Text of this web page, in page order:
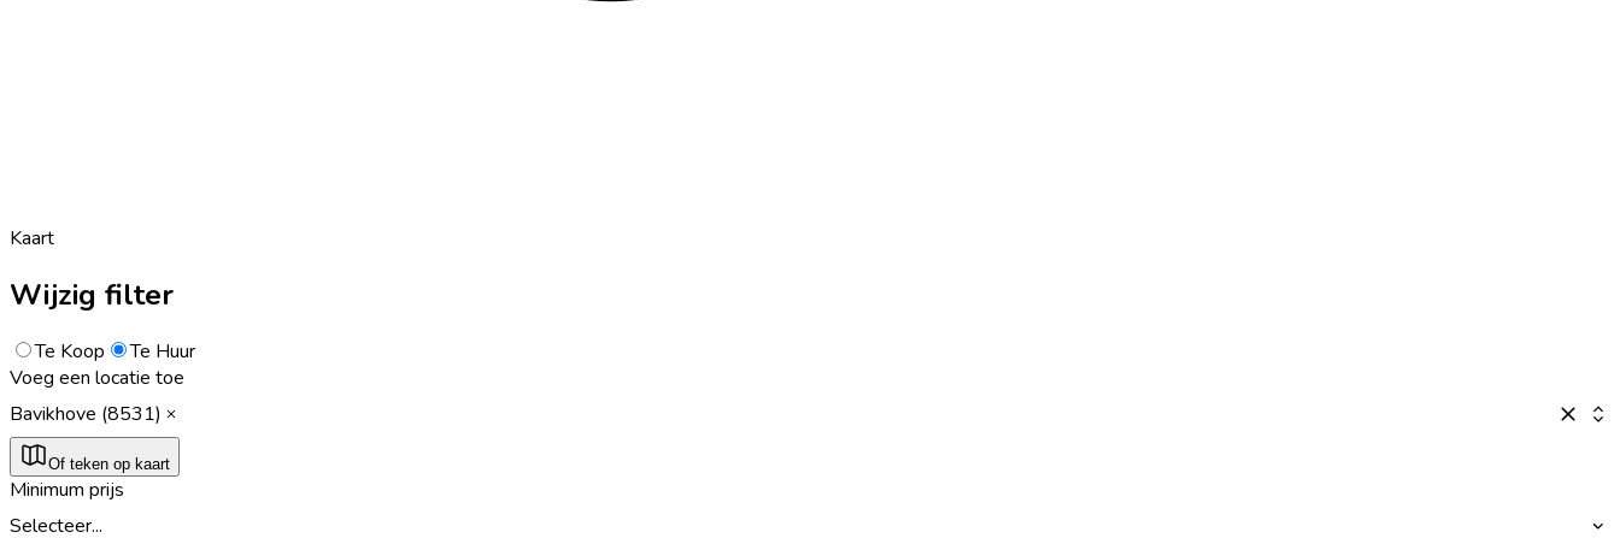
Kaart
Wijzig filter
Te Koop
Te Huur
Voeg een locatie toe
Bavikhove (8531)
Of teken op kaart
Minimum prijs
Selecteer...